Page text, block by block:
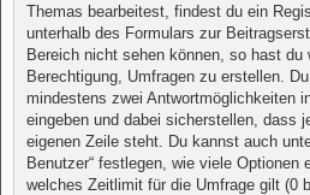
Themas bearbeitest, findest du ein
unterhalb des Formulars zur
Bereich nicht sehen können, so hast
Berechtigung, Umfragen zu erstellen.
mindestens zwei Antwortmöglichkeiten
eingeben und dabei sicherstellen, dass
eigenen Zeile steht. Du kannst auch
Benutzer“ festlegen, wie viele Optionen
welches Zeitlimit für die Umfrage gilt (0